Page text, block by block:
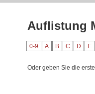
Auflistung
0-9 A B C D E
Oder geben Sie die